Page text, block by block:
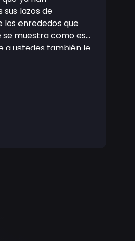
lazos de
los enrededos que
muestra como es
a ustedes también le